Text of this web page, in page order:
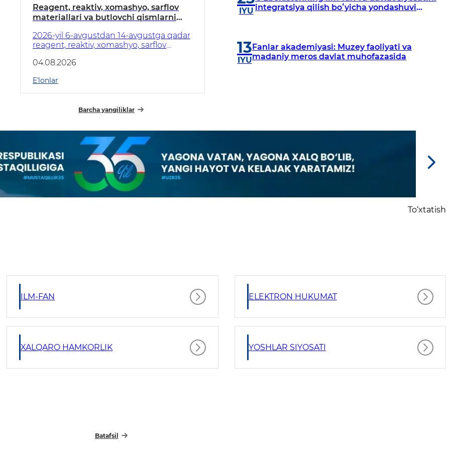
Reagent, reaktiv, xomashyo, sarflov
materiallari va butlovchi qismlarni
2026-yil 6-avgustdan 14-avgustga qadar
reagent, reaktiv, xomashyo, sarflov
qilish boʻyicha arizalar qabul qilinadi.
04.08.2026
Eʼlonlar
IYU integratsiya qilish boʻyicha yondashuvi
13
IYU
Fanlar akademiyasi: Muzey faoliyati va
madaniy meros davlat muhofazasida
Barcha yangiliklar
To‘xtatish
ILM-FAN ELEKTRON HUKUMAT
XALQARO HAMKORLIK YOSHLAR SIYOSATI
Batafsil